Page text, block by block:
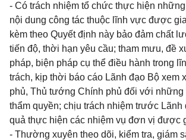
- Có trách nhiệm tổ chức thực hiện
nội dung công tác thuộc lĩnh vực được
kèm theo Quyết định này bảo đảm chất
tiến độ, thời hạn yêu cầu; tham mưu, đề
pháp, biện pháp cụ thể điều hành trong
trách, kịp thời báo cáo Lãnh đạo Bộ xem
phủ, Thủ tướng Chính phủ đối với
thẩm quyền; chịu trách nhiệm trước Lãnh
quả thực hiện các nhiệm vụ đơn vị được
- Thường xuyên theo dõi, kiểm tra, giám